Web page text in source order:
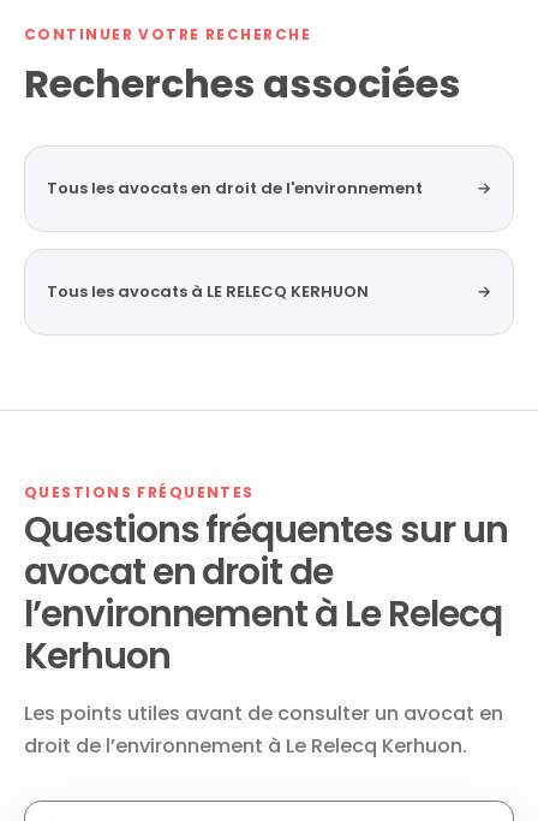
CONTINUER VOTRE RECHERCHE
Recherches associées
Tous les avocats en droit de l'environnement →
Tous les avocats à LE RELECQ KERHUON →
QUESTIONS FRÉQUENTES
Questions fréquentes sur un
avocat en droit de
l’environnement à Le Relecq
Kerhuon
Les points utiles avant de consulter un avocat en
droit de l’environnement à Le Relecq Kerhuon.